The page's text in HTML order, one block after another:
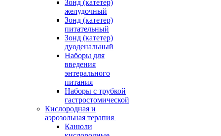
Зонд (катетер)
желудочный
Зонд (катетер)
питательный
Зонд (катетер)
дуоденальный
Наборы для
введения
энтерального
питания
Наборы с трубкой
гастростомической
Кислородная и
аэрозольная терапия
Канюли